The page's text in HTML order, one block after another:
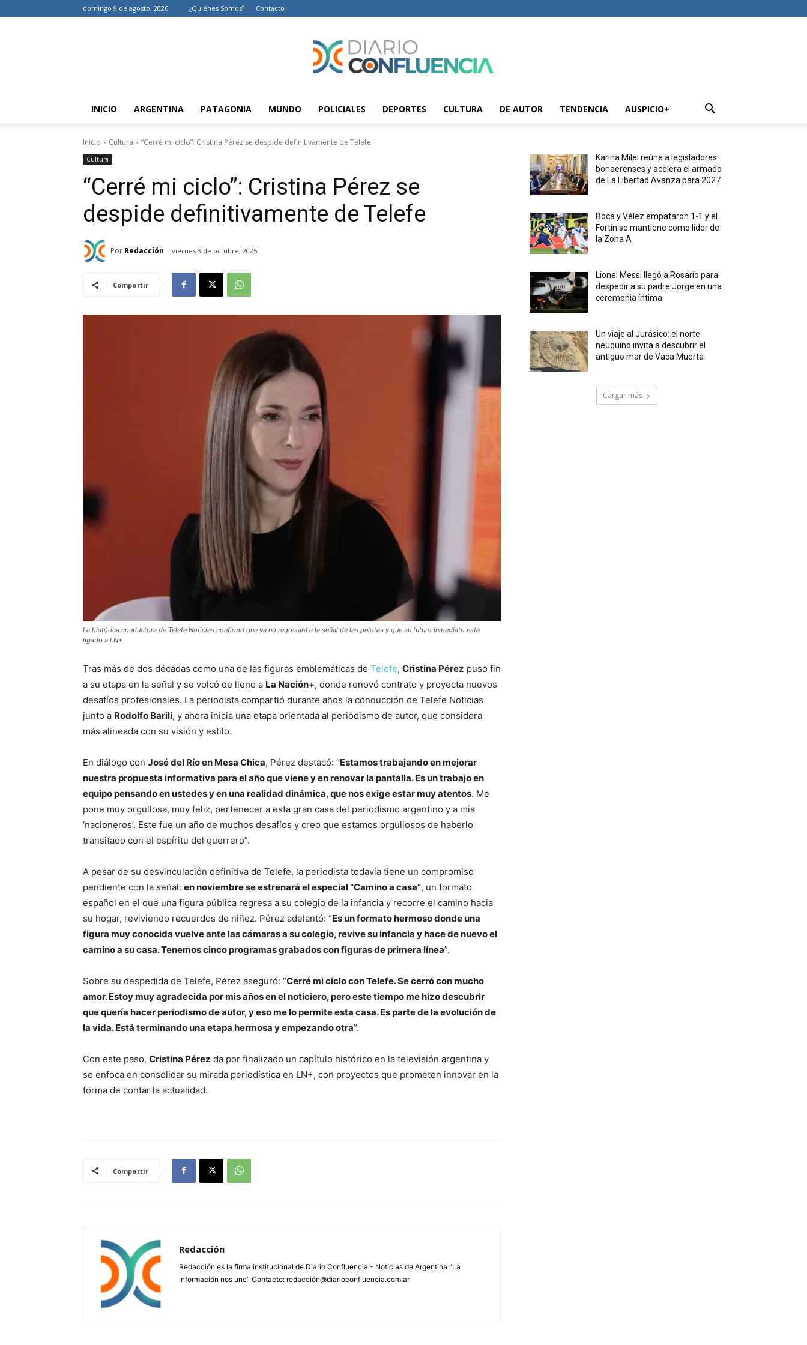
domingo 9 de agosto, 2026 ¿Quiénes Somos? Contacto
Diario
Confluencia
Noticias
INICIO ARGENTINA PATAGONIA MUNDO POLICIALES DEPORTES CULTURA DE AUTOR TENDENCIA AUSPICIO+
Inicio Cultura “Cerré mi ciclo”: Cristina Pérez se despide definitivamente de Telefe
Cultura
“Cerré mi ciclo”: Cristina Pérez se
despide definitivamente de Telefe
Por Redacción viernes 3 de octubre, 2025
Compartir
La histórica conductora de Telefe Noticias confirmó que ya no regresará a la señal de las pelotas y que su futuro inmediato está
ligado a LN+
Tras más de dos décadas como una de las figuras emblemáticas de Telefe, Cristina Pérez puso fin
a su etapa en la señal y se volcó de lleno a La Nación+, donde renovó contrato y proyecta nuevos
desafíos profesionales. La periodista compartió durante años la conducción de Telefe Noticias
junto a Rodolfo Barili, y ahora inicia una etapa orientada al periodismo de autor, que considera
más alineada con su visión y estilo.
En diálogo con José del Río en Mesa Chica, Pérez destacó: “Estamos trabajando en mejorar
nuestra propuesta informativa para el año que viene y en renovar la pantalla. Es un trabajo en
equipo pensando en ustedes y en una realidad dinámica, que nos exige estar muy atentos. Me
pone muy orgullosa, muy feliz, pertenecer a esta gran casa del periodismo argentino y a mis
‘nacioneros’. Este fue un año de muchos desafíos y creo que estamos orgullosos de haberlo
transitado con el espíritu del guerrero”.
A pesar de su desvinculación definitiva de Telefe, la periodista todavía tiene un compromiso
pendiente con la señal: en noviembre se estrenará el especial “Camino a casa”, un formato
español en el que una figura pública regresa a su colegio de la infancia y recorre el camino hacia
su hogar, reviviendo recuerdos de niñez. Pérez adelantó: “Es un formato hermoso donde una
figura muy conocida vuelve ante las cámaras a su colegio, revive su infancia y hace de nuevo el
camino a su casa. Tenemos cinco programas grabados con figuras de primera línea”.
Sobre su despedida de Telefe, Pérez aseguró: “Cerré mi ciclo con Telefe. Se cerró con mucho
amor. Estoy muy agradecida por mis años en el noticiero, pero este tiempo me hizo descubrir
que quería hacer periodismo de autor, y eso me lo permite esta casa. Es parte de la evolución de
la vida. Está terminando una etapa hermosa y empezando otra”.
Con este paso, Cristina Pérez da por finalizado un capítulo histórico en la televisión argentina y
se enfoca en consolidar su mirada periodística en LN+, con proyectos que prometen innovar en la
forma de contar la actualidad.
Compartir
Redacción
Redacción es la firma institucional de Diario Confluencia - Noticias de Argentina “La
información nos une” Contacto: redacción@diarioconfluencia.com.ar
Karina Milei reúne a legisladores
bonaerenses y acelera el armado
de La Libertad Avanza para 2027
Boca y Vélez empataron 1-1 y el
Fortín se mantiene como líder de
la Zona A
Lionel Messi llegó a Rosario para
despedir a su padre Jorge en una
ceremonia íntima
Un viaje al Jurásico: el norte
neuquino invita a descubrir el
antiguo mar de Vaca Muerta
Cargar más